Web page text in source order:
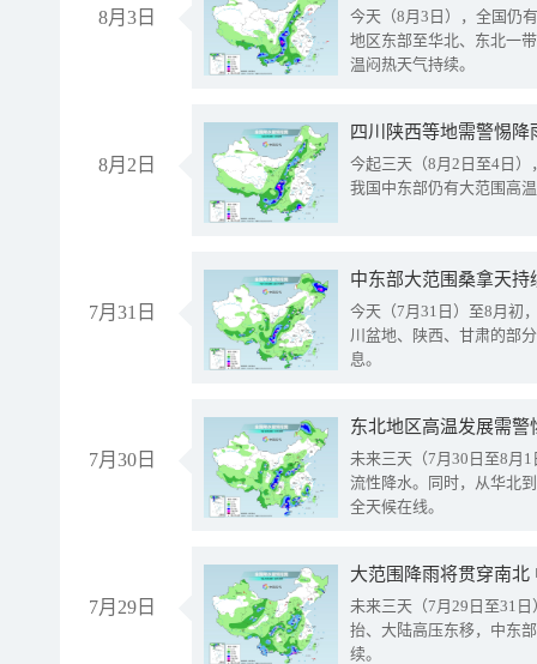
8月3日
今天（8月3日），全国仍
地区东部至华北、东北一
温闷热天气持续。
8月2日
今起三天（8月2日至4日
我国中东部仍有大范围高
7月31日
中东部大范围桑拿天
今天（7月31日）至8月初
川盆地、陕西、甘肃的部
息。
7月30日
东北地区高温发展需
未来三天（7月30日至8月
流性降水。同时，从华北
全天候在线。
7月29日
大范围降雨将贯穿南
未来三天（7月29日至31
抬、大陆高压东移，中东
续。